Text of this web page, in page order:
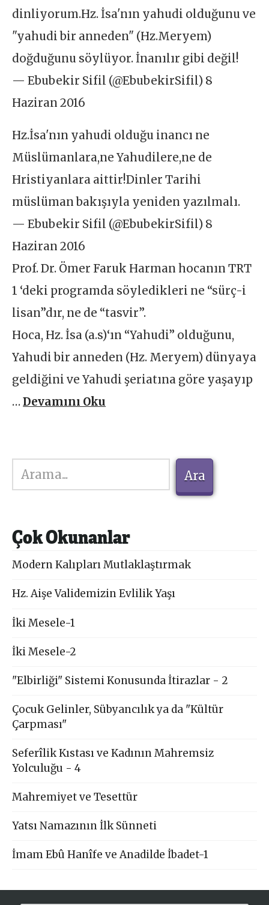
dinliyorum.Hz. İsa'nın yahudi olduğunu ve
"yahudi bir anneden" (Hz.Meryem)
doğduğunu söylüyor. İnanılır gibi değil!
— Ebubekir Sifil (@EbubekirSifil) 8
Haziran 2016
Hz.İsa'nın yahudi olduğu inancı ne
Müslümanlara,ne Yahudilere,ne de
Hristiyanlara aittir!Dinler Tarihi
müslüman bakışıyla yeniden yazılmalı.
— Ebubekir Sifil (@EbubekirSifil) 8
Haziran 2016
Prof. Dr. Ömer Faruk Harman hocanın TRT
1 ‘deki programda söyledikleri ne “sürç-i
lisan”dır, ne de “tasvir”.
Hoca, Hz. İsa (a.s)‘ın “Yahudi” olduğunu,
Yahudi bir anneden (Hz. Meryem) dünyaya
geldiğini ve Yahudi şeriatına göre yaşayıp
…Devamını Oku
Ara
Ara
Çok Okunanlar
Modern Kalıpları Mutlaklaştırmak
Hz. Aişe Validemizin Evlilik Yaşı
İki Mesele-1
İki Mesele-2
"Elbirliği" Sistemi Konusunda İtirazlar - 2
Çocuk Gelinler, Sübyancılık ya da "Kültür
Çarpması"
Seferîlik Kıstası ve Kadının Mahremsiz
Yolculuğu - 4
Mahremiyet ve Tesettür
Yatsı Namazının İlk Sünneti
İmam Ebû Hanîfe ve Anadilde İbadet-1